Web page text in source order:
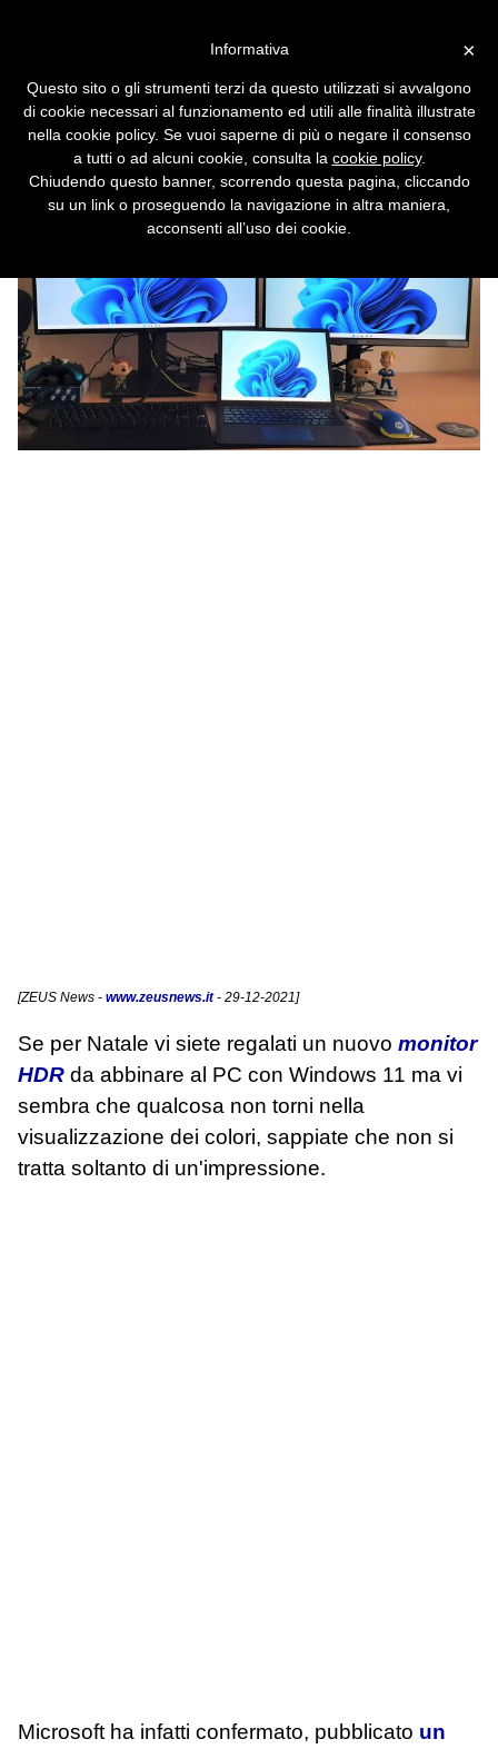
mostrare i colori
Se il bianco appare giallo, la colpa è di un
bug nel sistema operativo.
[ZEUS News - www.zeusnews.it- 29-12-2021]
Se per Natale vi siete regalati un nuovo monitor
HDR da abbinare al PC con Windows 11 ma vi
sembra che qualcosa non torni nella
visualizzazione dei colori, sappiate che non si
tratta soltanto di un'impressione.
Microsoft ha infatti confermato, pubblicato un
×
Informativa
Questo sito o gli strumenti terzi da questo utilizzati si avvalgono
di cookie necessari al funzionamento ed utili alle finalità illustrate
nella cookie policy. Se vuoi saperne di più o negare il consenso
a tutti o ad alcuni cookie, consulta la cookie policy.
Chiudendo questo banner, scorrendo questa pagina, cliccando
su un link o proseguendo la navigazione in altra maniera,
acconsenti all’uso dei cookie.